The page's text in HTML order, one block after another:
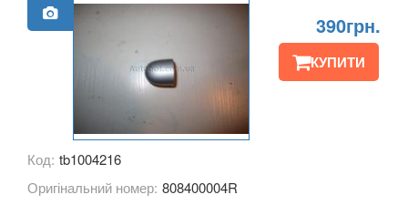
LEXUS
MERCEDES-BENZ
390грн.
КУПИТИ
Код: tb1004216
Оригінальний номер: 808400004R